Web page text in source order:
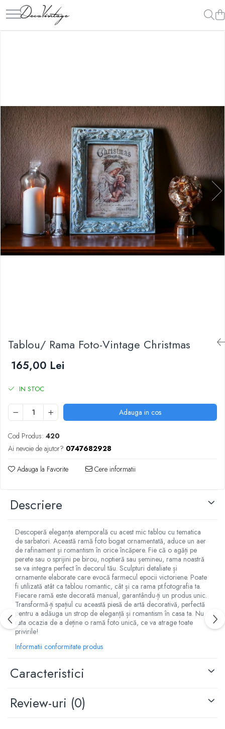
Tablou/ Rama Foto-Vintage Christmas
165,00 Lei
IN STOC
Adauga in cos
Cod Produs: 420
Ai nevoie de ajutor? 0747682928
Adauga la Favorite Cere informatii
Descriere
Descoperă eleganța atemporală cu acest mic tablou cu tematica
de sarbatori. Această ramă foto bogat ornamentată, aduce un aer
de rafinament și romantism în orice încăpere. Fie că o agăți pe
perete sau o sprijini pe birou, noptieră sau șemineu, rama noastră
se va integra perfect în decorul tău. Sculpturi detaliate și
ornamente elaborate care evocă farmecul epocii victoriene. Poate
fi utilizată atât ca tablou romantic, cât și ca rama pt.fotografia ta.
Fiecare ramă este decorată manual, garantându-ți un produs unic.
Transformă-ți spațiul cu această piesă de artă decorativă, perfectă
pentru a adăuga un strop de eleganță și romantism în casa ta. Nu
rata ocazia de a deține o ramă foto unică, ce va atrage toate
privirile!
Informatii conformitate produs
Caracteristici
Review-uri (0)